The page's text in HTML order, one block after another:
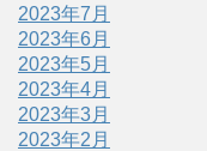
2023年7月
2023年6月
2023年5月
2023年4月
2023年3月
2023年2月